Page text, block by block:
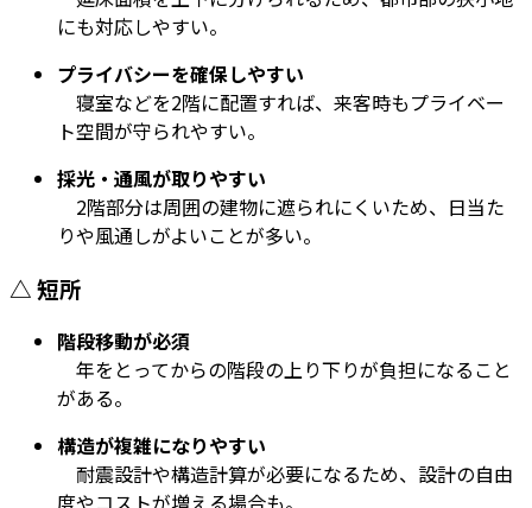
にも対応しやすい。
プライバシーを確保しやすい
寝室などを2階に配置すれば、来客時もプライベー
ト空間が守られやすい。
採光・通風が取りやすい
2階部分は周囲の建物に遮られにくいため、日当た
りや風通しがよいことが多い。
△ 短所
階段移動が必須
年をとってからの階段の上り下りが負担になること
がある。
構造が複雑になりやすい
耐震設計や構造計算が必要になるため、設計の自由
度やコストが増える場合も。